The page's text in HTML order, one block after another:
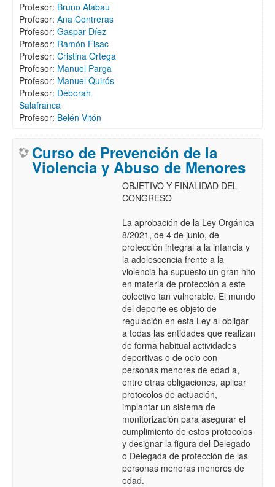
Profesor: Bruno Alabau
Profesor: Ana Contreras
Profesor: Gaspar Díez
Profesor: Ramón Fisac
Profesor: Cristina Ortega
Profesor: Manuel Parga
Profesor: Manuel Quirós
Profesor: Déborah
Salafranca
Profesor: Belén Vitón
Curso de Prevención de la
Violencia y Abuso de Menores
OBJETIVO Y FINALIDAD DEL
CONGRESO
La aprobación de la Ley Orgánica
8/2021, de 4 de junio, de
protección integral a la infancia y
la adolescencia frente a la
violencia ha supuesto un gran hito
en materia de protección a este
colectivo tan vulnerable. El mundo
del deporte es objeto de
regulación en esta Ley al obligar
a todas las entidades que realizan
de forma habitual actividades
deportivas o de ocio con
personas menores de edad a,
entre otras obligaciones, aplicar
protocolos de actuación,
implantar un sistema de
monitorización para asegurar el
cumplimiento de estos protocolos
y designar la figura del Delegado
o Delegada de protección de las
personas menoras menores de
edad.